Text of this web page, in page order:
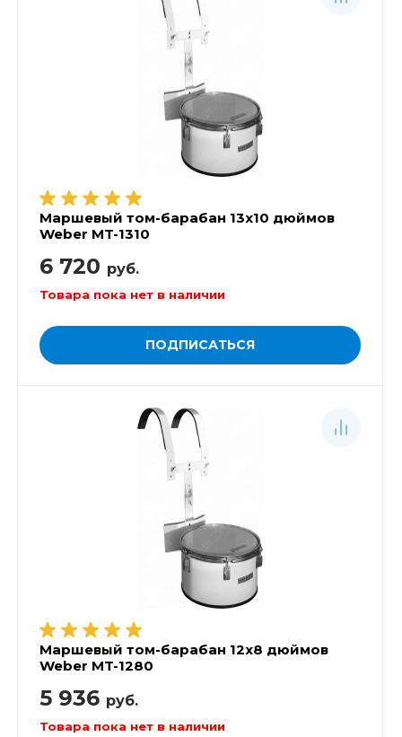
Маршевый том-барабан 13х10 дюймов
Weber MT-1310
6 720 руб.
Товара пока нет в наличии
ПОДПИСАТЬСЯ
Маршевый том-барабан 12х8 дюймов
Weber MT-1280
5 936 руб.
Товара пока нет в наличии